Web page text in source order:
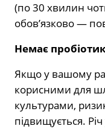
(по 30 хвилин
обов’язково —
Немає
Якщо у вашому
корисними для
культурами,
підвищується.